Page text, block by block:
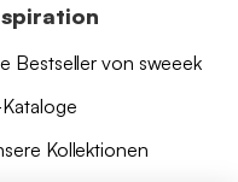
Bestseller von sweeek
Kollektionen